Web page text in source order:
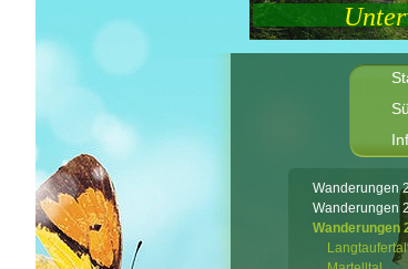
Wanderungen
Wanderungen
Wanderungen
Langtaufertal